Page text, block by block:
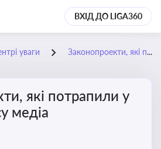
ВХІД ДО LIGA360
уваги Законопроекти, які потрапили у поле інтересу медіа
які потрапили у
медіа